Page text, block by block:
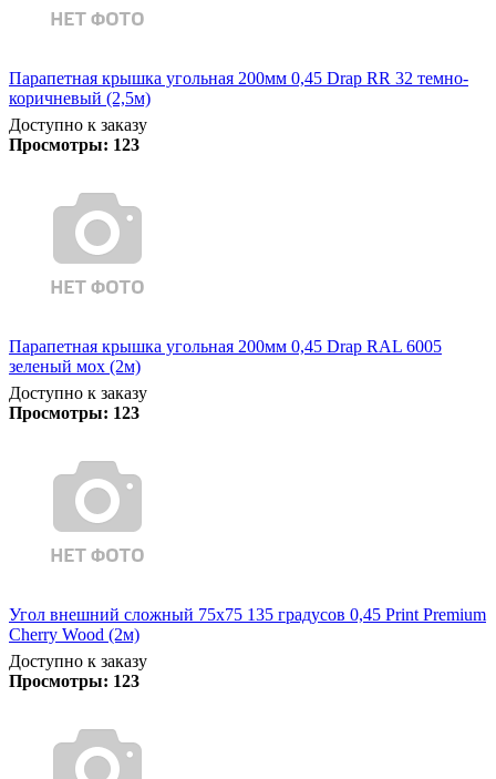
Парапетная крышка угольная 200мм 0,45 Drap RR 32 темно-
коричневый (2,5м)
Доступно к заказу
Просмотры: 123
Парапетная крышка угольная 200мм 0,45 Drap RAL 6005
зеленый мох (2м)
Доступно к заказу
Просмотры: 123
Угол внешний сложный 75х75 135 градусов 0,45 Print Premium
Cherry Wood (2м)
Доступно к заказу
Просмотры: 123